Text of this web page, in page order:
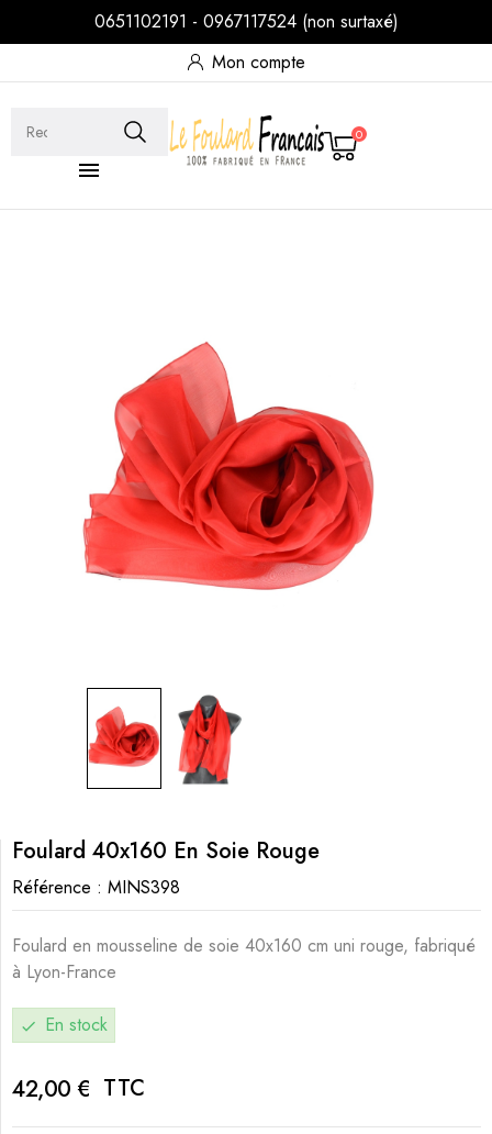
0651102191 - 0967117524 (non surtaxé)
Mon compte

0
Foulard 40x160 En Soie Rouge
Référence : MINS398
Foulard en mousseline de soie 40x160 cm uni rouge, fabriqué
à Lyon-France
check En stock
42,00 € TTC